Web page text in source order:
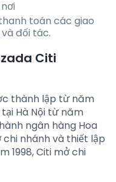
toán các giao
đối tác.
Citi
thành lập từ năm
Hà Nội từ năm
ngân hàng Hoa
nhánh và thiết lập
1998, Citi mở chi